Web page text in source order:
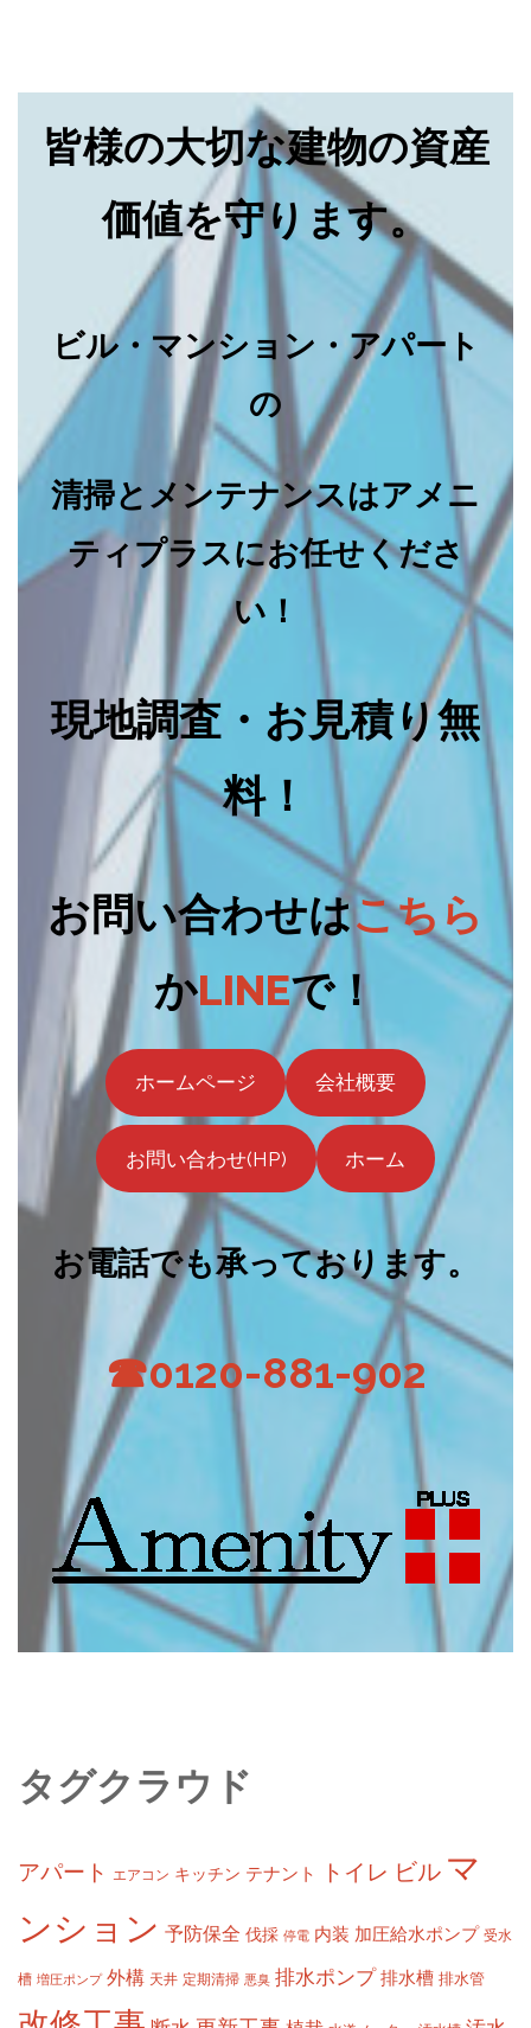
皆様の大切な建物の資産
価値を守ります。
ビル・マンション・アパート
の
清掃とメンテナンスはアメニ
ティプラスにお任せくださ
い！
現地調査・お見積り無
料！
お問い合わせはこちら
かLINEで！
ホームページ 会社概要
お問い合わせ(HP) ホーム
お電話でも承っております。
☎0120-881-902
タグクラウド
アパート エアコン キッチン テナント トイレ ビル マ
ンション 予防保全 伐採 停電 内装 加圧給水ポンプ 受水
槽 増圧ポンプ 外構 天井 定期清掃 悪臭 排水ポンプ 排水槽 排水管